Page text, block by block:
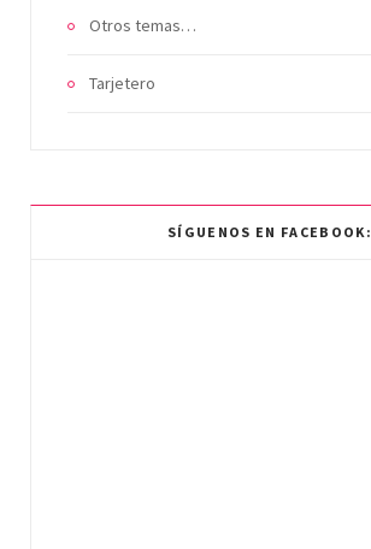
Otros temas…
Tarjetero
SÍGUENOS EN FACEBOOK: